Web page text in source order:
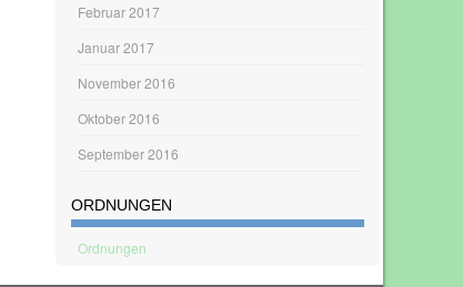
Februar 2017
Januar 2017
November 2016
Oktober 2016
September 2016
ORDNUNGEN
Ordnungen